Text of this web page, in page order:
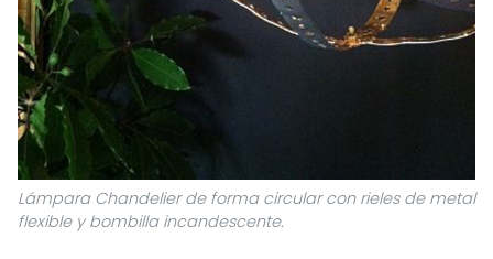
Lámpara Chandelier de forma circular con rieles de metal
flexible y bombilla incandescente.